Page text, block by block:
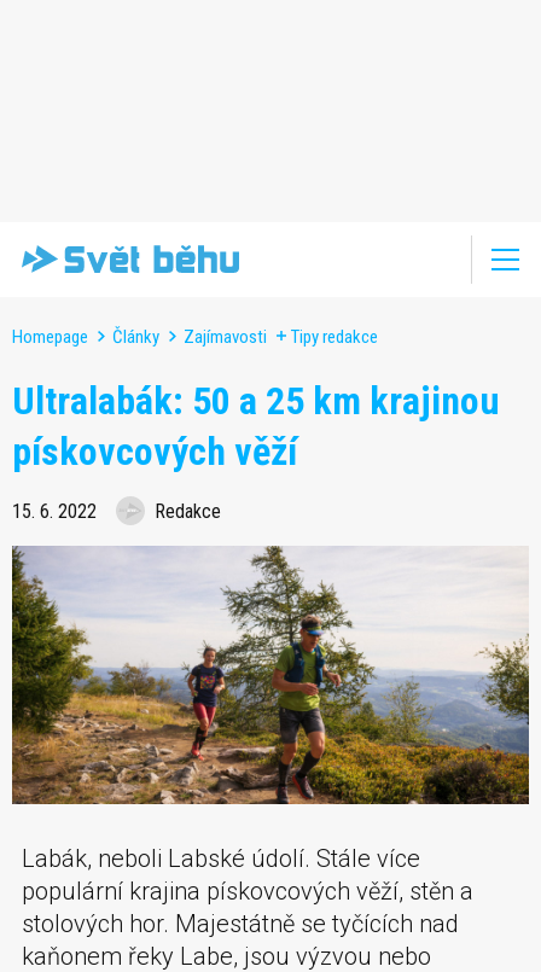
Homepage Články Zajímavosti Tipy redakce
Ultralabák: 50 a 25 km krajinou
pískovcových věží
15. 6. 2022 Redakce
Labák, neboli Labské údolí. Stále více
populární krajina pískovcových věží, stěn a
stolových hor. Majestátně se tyčících nad
kaňonem řeky Labe, jsou výzvou nebo